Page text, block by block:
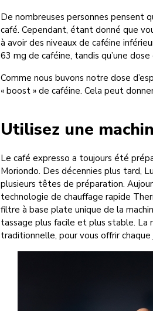
De nombreuses personnes pensent
café. Cependant, étant donné que
à avoir des niveaux de caféine
63 mg de caféine, tandis qu’une
Comme nous buvons notre dose
« boost » de caféine. Cela peut
Utilisez une
Le café expresso a toujours été
Moriondo. Des décennies plus tard,
plusieurs têtes de préparation.
technologie de chauffage rapide
filtre à base plate unique de la
tassage plus facile et plus stable.
traditionnelle, pour vous offrir